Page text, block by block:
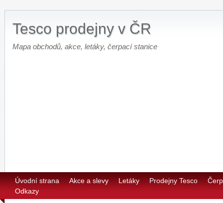
Tesco prodejny v ČR
Mapa obchodů, akce, letáky, čerpací stanice
Úvodní strana Akce a slevy Letáky Prodejny Tesco
Odkazy